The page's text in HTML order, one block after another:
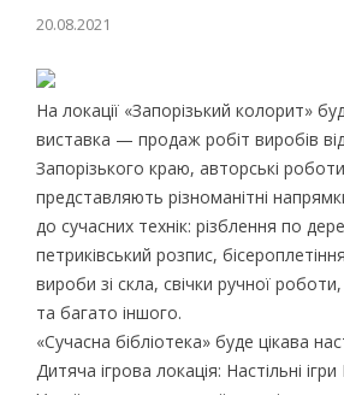
20.08.2021
На локації «Запорізький колорит»
виставка — продаж робіт виробів
Запорізького краю, авторські
представляють різноманітні
до сучасних технік: різблення по
петриківський розпис,
вироби зі скла, свічки ручної роботи,
та багато іншого.
«Сучасна бібліотека» буде цікава
Дитяча ігрова локація: Настільні